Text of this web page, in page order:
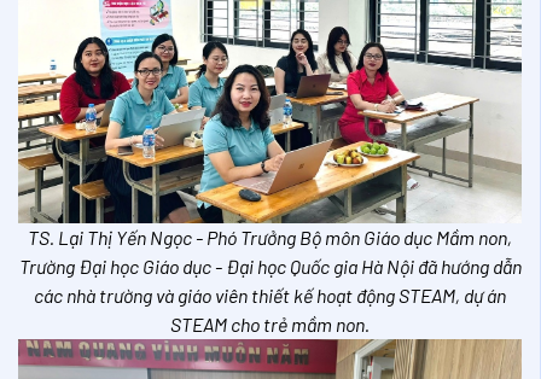
TS. Lại Thị Yến Ngọc - Phó Trưởng Bộ môn Giáo dục Mầm non,
Trường Đại học Giáo dục - Đại học Quốc gia Hà Nội đã hướng dẫn
các nhà trường và giáo viên thiết kế hoạt động STEAM, dự án
STEAM cho trẻ mầm non.